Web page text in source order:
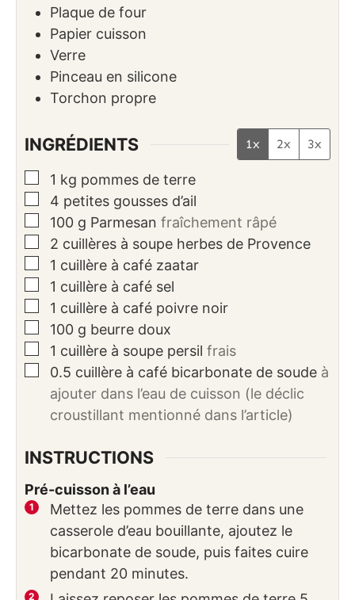
Plaque de four
Papier cuisson
Verre
Pinceau en silicone
Torchon propre
INGRÉDIENTS 1x 2x 3x
▢
1 kg pommes de terre
▢
4 petites gousses d’ail
▢
100 g Parmesan fraîchement râpé
▢
2 cuillères à soupe herbes de Provence
▢
1 cuillère à café zaatar
▢
1 cuillère à café sel
▢
1 cuillère à café poivre noir
▢
100 g beurre doux
▢
1 cuillère à soupe persil frais
▢
0.5 cuillère à café bicarbonate de soude à
ajouter dans l’eau de cuisson (le déclic
croustillant mentionné dans l’article)
INSTRUCTIONS
Pré-cuisson à l’eau
Mettez les pommes de terre dans une
casserole d’eau bouillante, ajoutez le
bicarbonate de soude, puis faites cuire
pendant 20 minutes.